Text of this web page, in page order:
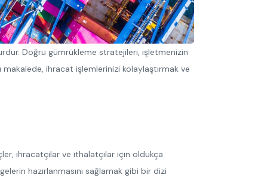
Doğru gümrükleme stratejileri, işletmenizin
makalede, ihracat işlemlerinizi kolaylaştırmak ve
ihracatçılar ve ithalatçılar için oldukça
hazırlanmasını sağlamak gibi bir dizi